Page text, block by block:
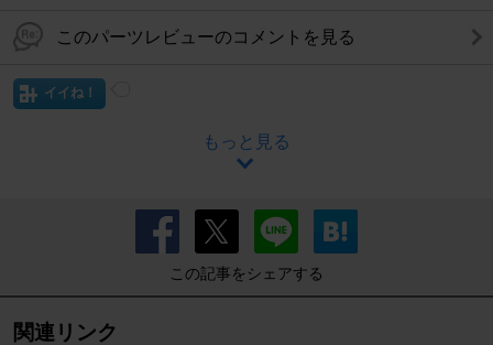
このパーツレビューのコメントを見る
イイね！
もっと見る
この記事をシェアする
関連リンク